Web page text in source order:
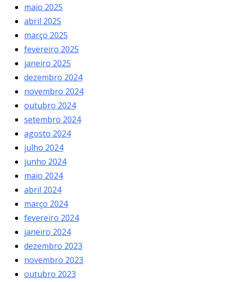
maio 2025
abril 2025
março 2025
fevereiro 2025
janeiro 2025
dezembro 2024
novembro 2024
outubro 2024
setembro 2024
agosto 2024
julho 2024
junho 2024
maio 2024
abril 2024
março 2024
fevereiro 2024
janeiro 2024
dezembro 2023
novembro 2023
outubro 2023